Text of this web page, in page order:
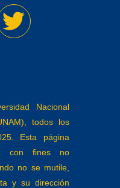
Nacional
todos los
Esta página
con fines no
no se mutile,
y su dirección